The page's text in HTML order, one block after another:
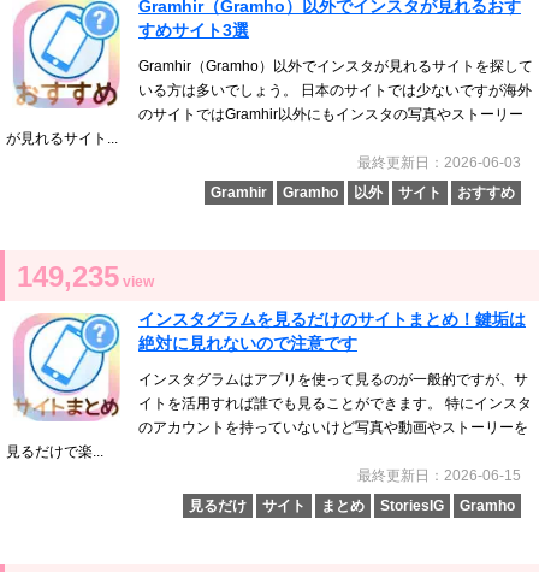
Gramhir（Gramho）以外でインスタが見れるおす
すめサイト3選
Gramhir（Gramho）以外でインスタが見れるサイトを探して
いる方は多いでしょう。 日本のサイトでは少ないですが海外
のサイトではGramhir以外にもインスタの写真やストーリー
が見れるサイト...
最終更新日：2026-06-03
Gramhir
Gramho 以外 サイト おすすめ
149,235 view
インスタグラムを見るだけのサイトまとめ！鍵垢は
絶対に見れないので注意です
インスタグラムはアプリを使って見るのが一般的ですが、サ
イトを活用すれば誰でも見ることができます。 特にインスタ
のアカウントを持っていないけど写真や動画やストーリーを
見るだけで楽...
最終更新日：2026-06-15
見るだけ
サイト まとめ StoriesIG Gramho